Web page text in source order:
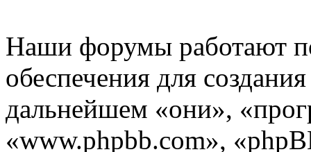
Наши форумы работают
обеспечения для
дальнейшем «они»,
«www.phpbb.com»,